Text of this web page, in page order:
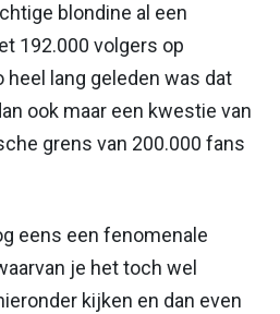
blondine al een
192.000 volgers op
heel lang geleden was dat
ook maar een kwestie van
grens van 200.000 fans
eens een fenomenale
je het toch wel
kijken en dan even